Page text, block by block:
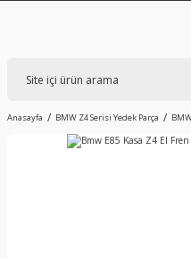
Anasayfa BMW Z4 Serisi Yedek Parça